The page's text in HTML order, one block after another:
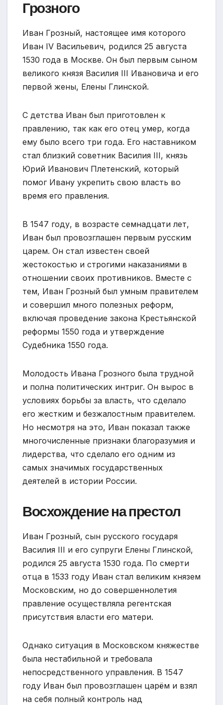
Грозного
Иван Грозный, настоящее имя которого
Иван IV Васильевич, родился 25 августа
1530 года в Москве. Он был первым сыном
великого князя Василия III Ивановича и его
первой жены, Елены Глинской.
С детства Иван был приготовлен к
правлению, так как его отец умер, когда
ему было всего три года. Его наставником
стал близкий советник Василия III, князь
Юрий Иванович Плетенский, который
помог Ивану укрепить свою власть во
время его правления.
В 1547 году, в возрасте семнадцати лет,
Иван был провозглашен первым русским
царем. Он стал известен своей
жестокостью и строгими наказаниями в
отношении своих противников. Вместе с
тем, Иван Грозный был умным правителем
и совершил много полезных реформ,
включая проведение закона Крестьянской
реформы 1550 года и утверждение
Судебника 1550 года.
Молодость Ивана Грозного была трудной
и полна политических интриг. Он вырос в
условиях борьбы за власть, что сделало
его жестким и безжалостным правителем.
Но несмотря на это, Иван показал также
многочисленные признаки благоразумия и
лидерства, что сделало его одним из
самых значимых государственных
деятелей в истории России.
Восхождение на престол
Иван Грозный, сын русского государя
Василия III и его супруги Елены Глинской,
родился 25 августа 1530 года. По смерти
отца в 1533 году Иван стал великим князем
Московским, но до совершеннолетия
правление осуществляла регентская
присутствия власти его матери.
Однако ситуация в Московском княжестве
была нестабильной и требовала
непосредственного управления. В 1547
году Иван был провозглашен царём и взял
на себя полный контроль над